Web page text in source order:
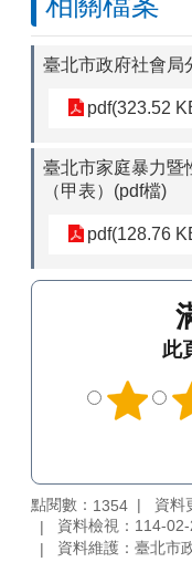
臺北市政府社會局
pdf(323.52
臺北市家庭暴力暨
（甲表）(pdf檔)
pdf(128.76
此
點閱數： 1354
資料
資料檢視：114-
資料維護：臺北市